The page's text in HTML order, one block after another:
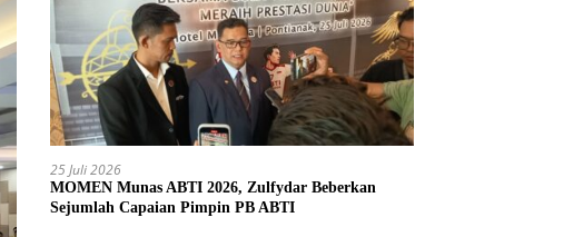
25 Juli 2026
MOMEN Munas ABTI 2026, Zulfydar Beberkan
Sejumlah Capaian Pimpin PB ABTI